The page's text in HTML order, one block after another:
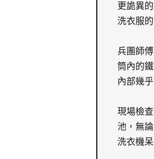
更詭異
洗衣服
兵團師
筒內的
內部幾
現場檢
池，無
洗衣機